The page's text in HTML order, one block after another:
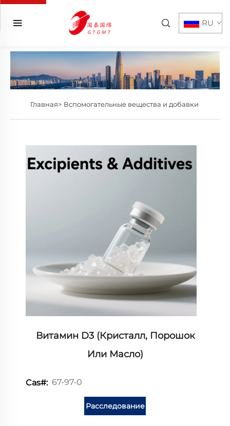
RU
Главная> Вспомогательные вещества и добавки
Витамин D3 (кристалл, Порошок
Или Масло)
Cas#: 67-97-0
Расследование